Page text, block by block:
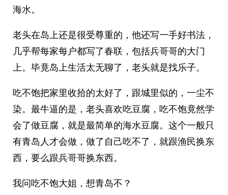
海水。
老头在岛上还是很受尊重的，他还写一手好书法，
几乎帮每家每户都写了春联，包括兵哥哥的大门
上。毕竟岛上生活太无聊了，老头就是找乐子。
吃不饱把家里收拾的太好了，跟城里似的，一尘不
染。最牛逼的是，老头喜欢吃豆腐，吃不饱竟然学
会了做豆腐，就是最简单的海水豆腐。这个一般只
有青岛人才会做，做了自己吃不了，就跟渔民换东
西，要么跟兵哥哥换东西。
我问吃不饱大姐，想青岛不？